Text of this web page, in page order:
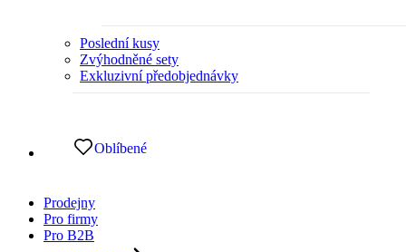
Poslední kusy
Zvýhodněné sety
Exkluzivní předobjednávky
Oblíbené
Prodejny
Pro firmy
Pro B2B